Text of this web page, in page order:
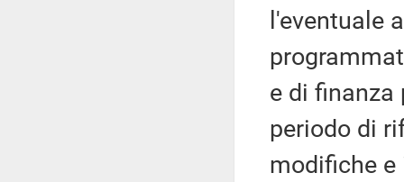
l'eventuale
e di finanza
periodo di
modifiche e